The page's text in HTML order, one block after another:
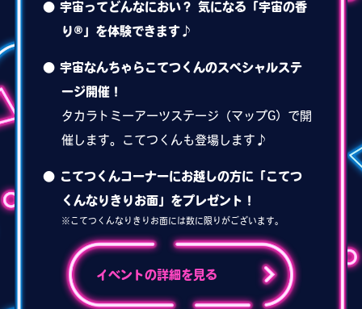
宇宙ってどんなにおい？ 気になる「宇宙の香
り®」を体験できます♪
宇宙なんちゃらこてつくんのスペシャルステ
ージ開催！
タカラトミーアーツステージ（マップG）で開
催します。こてつくんも登場します♪
こてつくんコーナーにお越しの方に「こてつ
くんなりきりお面」をプレゼント！
※こてつくんなりきりお面には数に限りがございます。
イベントの詳細を見る